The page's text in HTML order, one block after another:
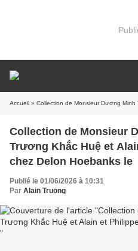
Accueil » Collection de Monsieur Dương Minh Thoí, Trương
Collection de Monsieur
Trương Khắc Huệ et
chez Delon Hoebanks le
Publié le 01/06/2026 à 10:31
Par Alain Truong